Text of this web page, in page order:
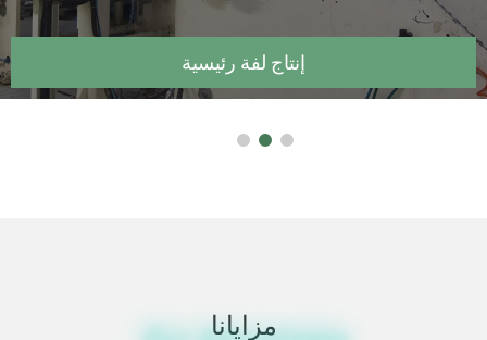
إنتاج
مزايانا